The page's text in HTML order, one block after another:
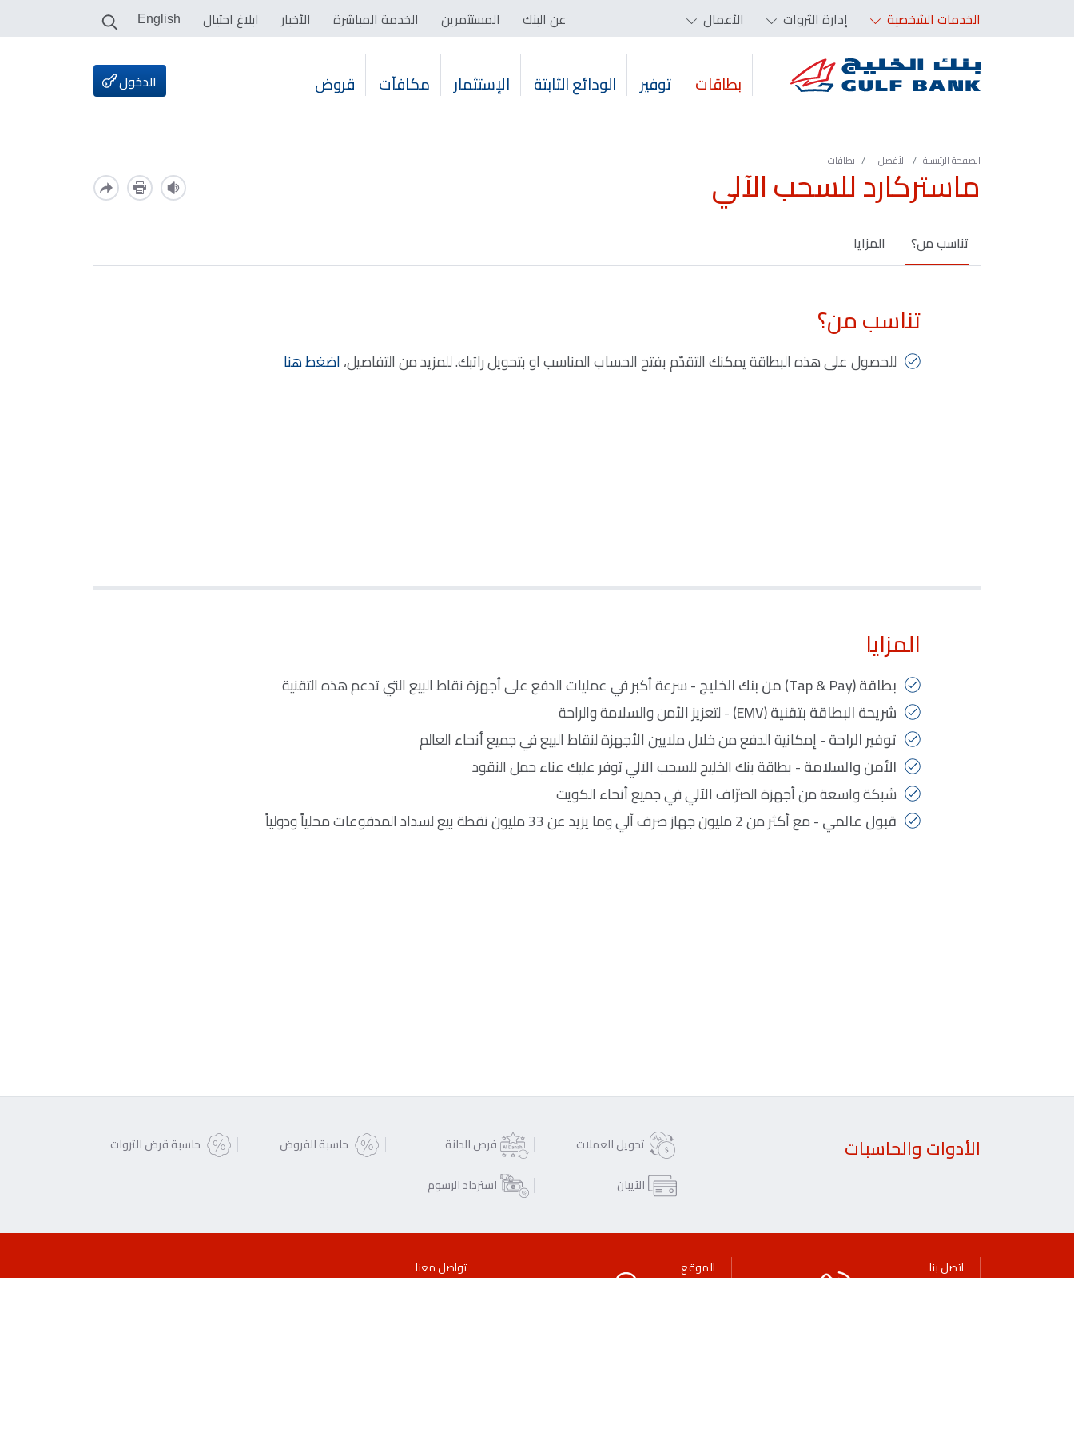
الخدمات الشخصية إدارة الثروات الأعمال عن البنك المستثمرين الخدمة المباشرة الأخبار ابلاغ احتيال English
بطاقات توفير الودائع الثابتة الإستثمار مكافآت قروض الدخول
الصفحة الرئيسية الأفضل بطاقات
ماستركارد للسحب الآلي
تناسب من؟ المزايا
تناسب من؟
للحصول على هذه البطاقة يمكنك التقدّم بفتح الحساب المناسب او بتحويل راتبك. للمزيد من التفاصيل،اضغط هنا
المزايا
بطاقة (Tap & Pay) من بنك الخليج
- سرعة أكبر في عمليات الدفع على أجهزة نقاط البيع التي تدعم هذه التقنية
شريحة البطاقة بتقنية (EMV)
- لتعزيز الأمن والسلامة والراحة
توفير الراحة- إمكانية الدفع من خلال ملايين الأجهزة لنقاط البيع في جميع أنحاء العالم
الأمن والسلامة- بطاقة بنك الخليج للسحب الآلي توفر عليك عناء حمل النقود
شبكة واسعة من أجهزة الصرّاف الآلي في جميع أنحاء الكويت
قبول عالمي- مع أكثر من 2 مليون جهاز صرف آلي وما يزيد عن 33 مليون نقطة بيع لسداد المدفوعات محلياً ودولياً
الأدوات والحاسبات تحويل العملات فرص الدانة حاسبة القروض
حاسبة قرض الثروات
الآيبان
استرداد الرسوم
اتصل بنا
1805805
الموقع
فروعنا
تواصل معنا